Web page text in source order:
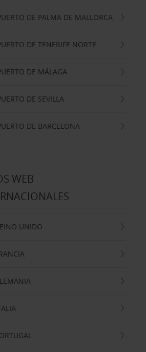
DE PALMA DE MALLORCA
DE TENERIFE NORTE
DE MÁLAGA
DE SEVILLA
DE BARCELONA
WEB
UNIDO